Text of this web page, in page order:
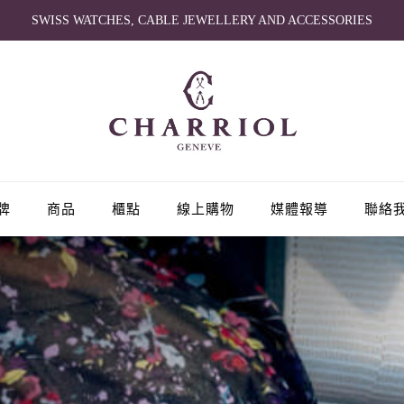
SWISS WATCHES, CABLE JEWELLERY AND ACCESSORIES
商品 櫃點 線上購物 媒體報導 聯絡